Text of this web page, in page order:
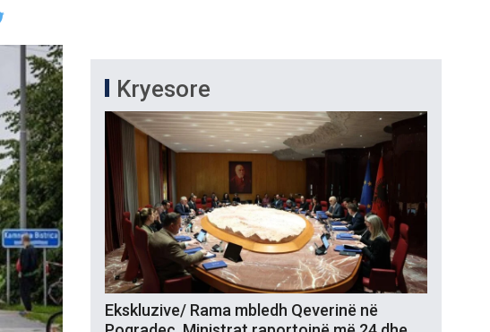
Kryesore
Ekskluzive/ Rama mbledh Qeverinë në